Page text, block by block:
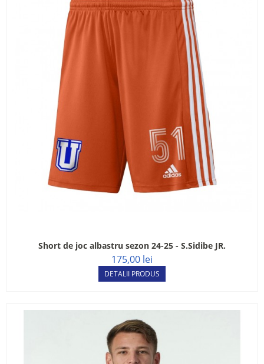
Short de joc albastru sezon 24-25 - S.Sidibe JR.
175,00 lei
DETALII PRODUS